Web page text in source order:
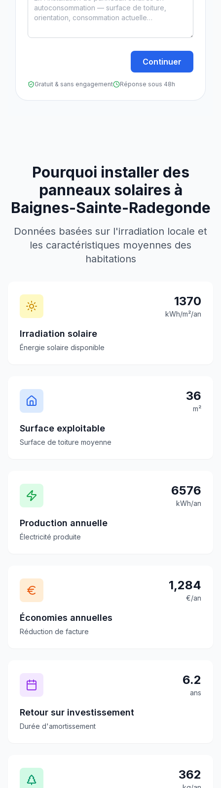
Continuer
Gratuit & sans engagement Réponse sous 48h
Pourquoi installer des
panneaux solaires à
Baignes-Sainte-Radegonde
Données basées sur l'irradiation locale et
les caractéristiques moyennes des
habitations
1370
kWh/m²/an
Irradiation solaire
Énergie solaire disponible
36
m²
Surface exploitable
Surface de toiture moyenne
6576
kWh/an
Production annuelle
Électricité produite
1,284
€/an
Économies annuelles
Réduction de facture
6.2
ans
Retour sur investissement
Durée d'amortissement
362